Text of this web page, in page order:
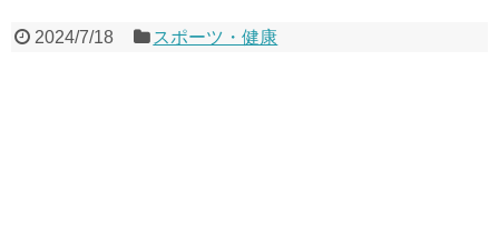
2024/7/18 スポーツ・健康